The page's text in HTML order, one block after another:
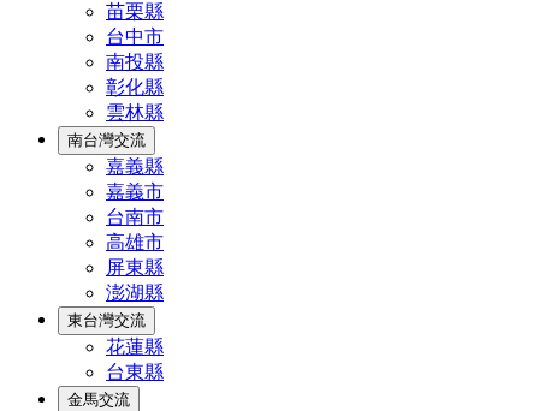
苗栗縣
台中市
南投縣
彰化縣
雲林縣
南台灣交流
嘉義縣
嘉義市
台南市
高雄市
屏東縣
澎湖縣
東台灣交流
花蓮縣
台東縣
金馬交流